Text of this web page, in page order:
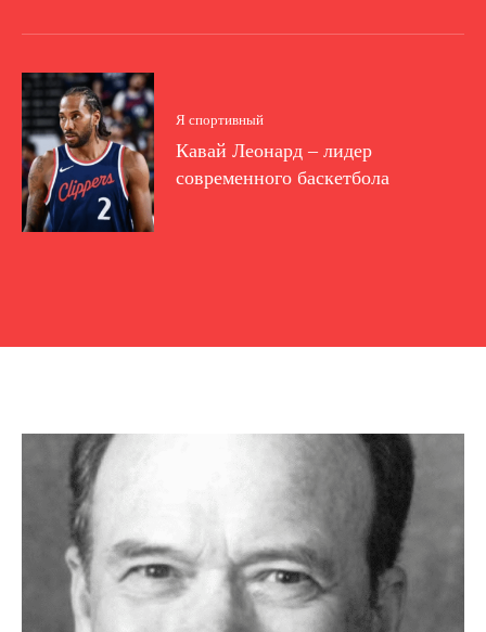
Я спортивный
Кавай Леонард – лидер
современного баскетбола